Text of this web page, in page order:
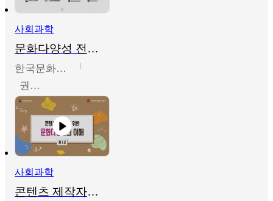
사회과학
문화다양성 전문인력 양성 기본과정 - 문화다양성의 이해
한국문화예술교육진흥원
권숙인 외 8명
사회과학
콘텐츠 제작자를 위한 문화다양성의 이해